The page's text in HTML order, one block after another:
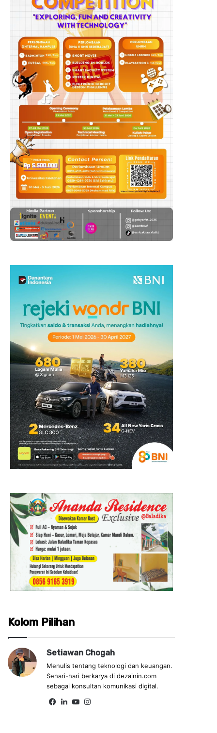
Kolom Pilihan
Setiawan Chogah
Menulis tentang teknologi dan keuangan.
Sehari-hari berkarya di dezainin.com
sebagai konsultan komunikasi digital.
Fa Lin Yo